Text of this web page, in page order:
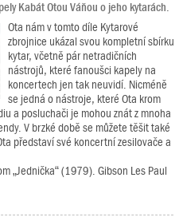
Kabát Otou Váňou o jeho kytarách.
Ota nám v tomto díle Kytarové
zbrojnice ukázal svou kompletní sbírku
kytar, včetně pár netradičních
nástrojů, které fanoušci kapely na
koncertech jen tak neuvidí. Nicméně
se jedná o nástroje, které Ota krom
a posluchači je mohou znát z mnoha
V brzké době se můžete těšit také
představí své koncertní zesilovače a
„Jednička“ (1979). Gibson Les Paul